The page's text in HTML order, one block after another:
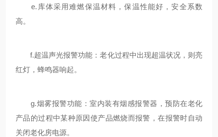
e.库体采用难燃保温材料，保温性能好，安全系数
高。
f.超温声光报警功能：老化过程中出现超温状况，则亮
红灯，蜂鸣器响起。
g.烟雾报警功能：室内装有烟感报警器，预防在老化
产品的过程中某种原因使产品燃烧而报警，在报警时自动
关闭老化房电源。